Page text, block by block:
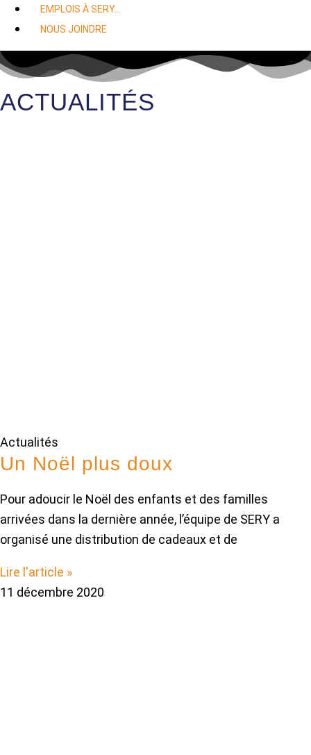
EMPLOIS À SERY…
NOUS JOINDRE
ACTUALITÉS
Actualités
Un Noël plus doux
Pour adoucir le Noël des enfants et des familles
arrivées dans la dernière année, l’équipe de SERY a
organisé une distribution de cadeaux et de
Lire l'article »
11 décembre 2020